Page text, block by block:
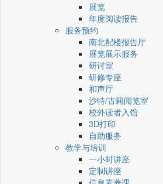
展览
年度阅读报告
服务预约
南北配楼报告厅
展览展示服务
研讨室
研修专座
和声厅
沙特/古籍阅览室
校外读者入馆
3D打印
自助服务
教学与培训
一小时讲座
定制讲座